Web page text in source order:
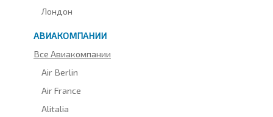
Лондон
АВИАКОМПАНИИ
Все Авиакомпании
Air Berlin
Air France
Alitalia